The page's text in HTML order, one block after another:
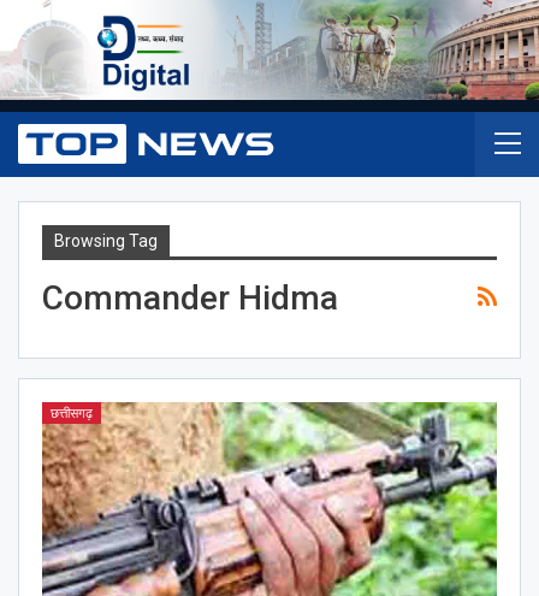
Browsing Tag
Commander Hidma
छत्तीसगढ़